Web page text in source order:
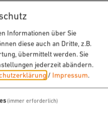
Informationen über Sie
diese auch an Dritte, z.B.
übermittelt werden. Sie
jederzeit abändern.
/ Impressum.
(immer erforderlich)